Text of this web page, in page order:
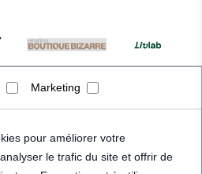
Marketing
pour améliorer votre
le trafic du site et offrir de